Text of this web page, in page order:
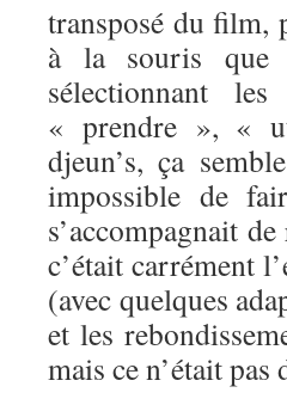
transposé du film,
à la souris que
sélectionnant
« prendre », «
djeun’s, ça
impossible de
s’accompagnait
c’était carrément
(avec quelques
et les
mais ce n’était